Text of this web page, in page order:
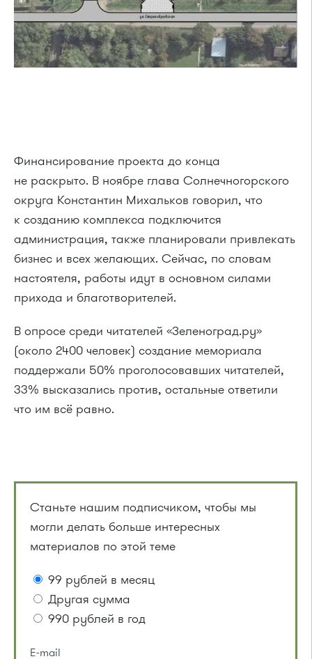
Финансирование проекта до конца
не раскрыто. В ноябре глава Солнечногорского
округа Константин Михальков говорил, что
к созданию комплекса подключится
администрация, также планировали привлекать
бизнес и всех желающих. Сейчас, по словам
настоятеля, работы идут в основном силами
прихода и благотворителей.
В опросе среди читателей «Зеленоград.ру»
(около 2400 человек) создание мемориала
поддержали 50% проголосовавших читателей,
33% высказались против, остальные ответили
что им всё равно.
Станьте нашим подписчиком, чтобы мы
могли делать больше интересных
материалов по этой теме
99 рублей в месяц
Другая сумма
990 рублей в год
E-mail